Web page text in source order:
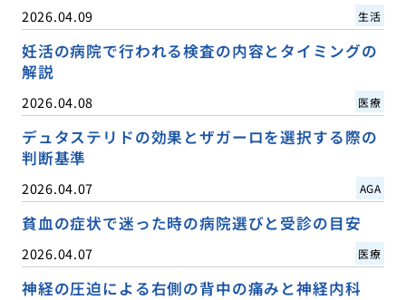
2026.04.09 生活
妊活の病院で行われる検査の内容とタイミングの
解説
2026.04.08 医療
デュタステリドの効果とザガーロを選択する際の
判断基準
2026.04.07 AGA
貧血の症状で迷った時の病院選びと受診の目安
2026.04.07 医療
神経の圧迫による右側の背中の痛みと神経内科